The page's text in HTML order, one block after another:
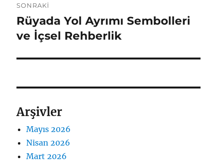
SONRAKI
Sonraki
yazı:
Rüyada Yol Ayrımı Sembolleri
ve İçsel Rehberlik
Arşivler
Mayıs 2026
Nisan 2026
Mart 2026